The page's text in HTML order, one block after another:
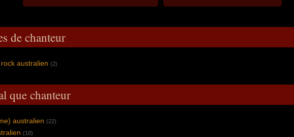
de chanteur
australien (2)
que chanteur
australien (22)
(10)